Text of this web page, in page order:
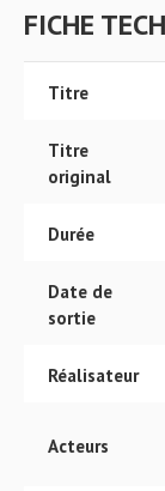
FICHE
Titre
Titre
original
Durée
Date de
sortie
Réalisateur
Acteurs